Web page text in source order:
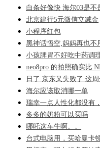
白条好像快 海尔03是不
北京建行5元微信立减金
小程序红包
黑神话悟空,妈妈再也不
小孩脾胃不好吃中药调
neo8pro 的拍照确实比
日了 京东又失败了 这
海尔应该取消哪一单
瑞幸一点人性化都没有
多多的奶粉可以买吗
哪吒这车牛啊。。
台式电脑用，买哈曼卡